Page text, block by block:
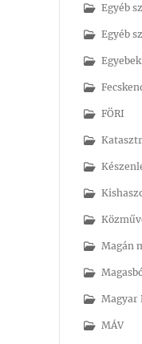
Egyéb
Egyéb
Egyebek
FÖRI
Magán
Magyar
MÁV